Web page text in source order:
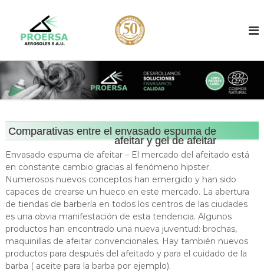
r
a
s
a
d
d
e
a
e
r
o
s
o
l
e
s
i
c
a
t
d
e
a
e
r
o
o
l
e
s
d
e
s
d
Comparativas entre el envasado espuma de
afeitar y gel de afeitar
Envasado espuma de afeitar – El mercado del afeitado está
en constante cambio gracias al fenómeno hipster.
Numerosos nuevos conceptos han emergido y han sido
capaces de crearse un hueco en este mercado. La abertura
de tiendas de barbería en todos los centros de las ciudades
es una obvia manifestación de esta tendencia. Algunos
productos han encontrado una nueva juventud: brochas,
maquinillas de afeitar convencionales. Hay también nuevos
productos para después del afeitado y para el cuidado de la
barba ( aceite para la barba por ejemplo).